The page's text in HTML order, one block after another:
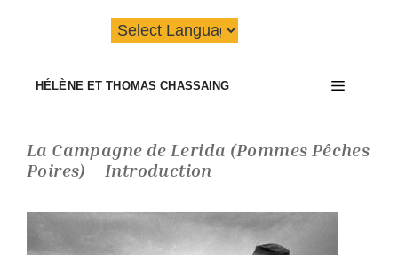
HÉLÈNE ET THOMAS CHASSAING Menu
La Campagne de Lerida (Pommes Pêches
Poires) – Introduction